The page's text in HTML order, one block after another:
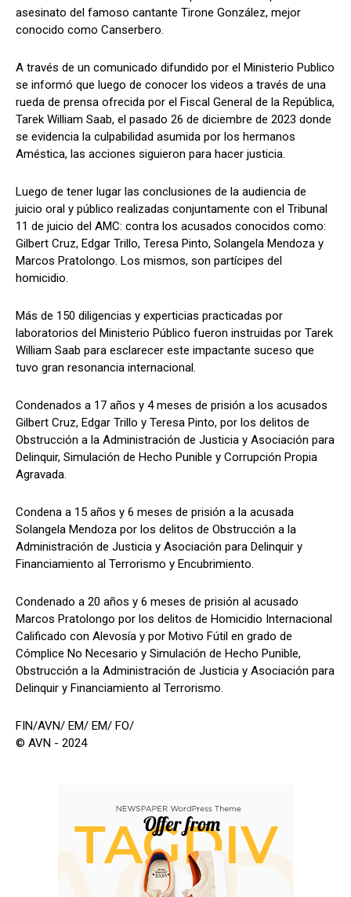
asesinato del famoso cantante Tirone González, mejor
conocido como Canserbero.
A través de un comunicado difundido por el Ministerio Publico
se informó que luego de conocer los videos a través de una
rueda de prensa ofrecida por el Fiscal General de la República,
Tarek William Saab, el pasado 26 de diciembre de 2023 donde
se evidencia la culpabilidad asumida por los hermanos
Améstica, las acciones siguieron para hacer justicia.
Luego de tener lugar las conclusiones de la audiencia de
juicio oral y público realizadas conjuntamente con el Tribunal
11 de juicio del AMC: contra los acusados conocidos como:
Gilbert Cruz, Edgar Trillo, Teresa Pinto, Solangela Mendoza y
Marcos Pratolongo. Los mismos, son partícipes del
homicidio.
Más de 150 diligencias y experticias practicadas por
laboratorios del Ministerio Público fueron instruidas por Tarek
William Saab para esclarecer este impactante suceso que
tuvo gran resonancia internacional.
Condenados a 17 años y 4 meses de prisión a los acusados
Gilbert Cruz, Edgar Trillo y Teresa Pinto, por los delitos de
Obstrucción a la Administración de Justicia y Asociación para
Delinquir, Simulación de Hecho Punible y Corrupción Propia
Agravada.
Condena a 15 años y 6 meses de prisión a la acusada
Solangela Mendoza por los delitos de Obstrucción a la
Administración de Justicia y Asociación para Delinquir y
Financiamiento al Terrorismo y Encubrimiento.
Condenado a 20 años y 6 meses de prisión al acusado
Marcos Pratolongo por los delitos de Homicidio Internacional
Calificado con Alevosía y por Motivo Fútil en grado de
Cómplice No Necesario y Simulación de Hecho Punible,
Obstrucción a la Administración de Justicia y Asociación para
Delinquir y Financiamiento al Terrorismo.
FIN/AVN/ EM/ EM/ FO/
© AVN - 2024